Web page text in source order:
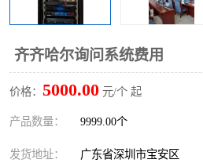
齐齐哈尔询问系统费用
价格： 5000.00 元/个 起
产品数量： 9999.00个
发货地址： 广东省深圳市宝安区